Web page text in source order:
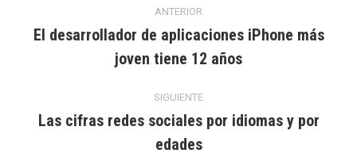
entre
ANTERIOR
anterior:
El desarrollador de aplicaciones iPhone más
joven tiene 12 años
SIGUIENTE
Entrada
siguiente:
Las cifras redes sociales por idiomas y por
edades